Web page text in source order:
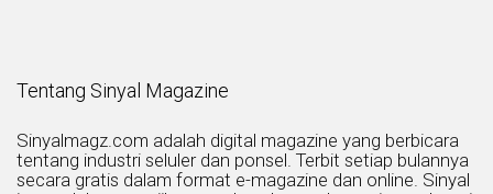
Tentang Sinyal Magazine
Sinyalmagz.com adalah digital magazine yang berbicara
tentang industri seluler dan ponsel. Terbit setiap bulannya
secara gratis dalam format e-magazine dan online. Sinyal